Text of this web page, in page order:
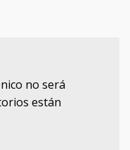
no será
están